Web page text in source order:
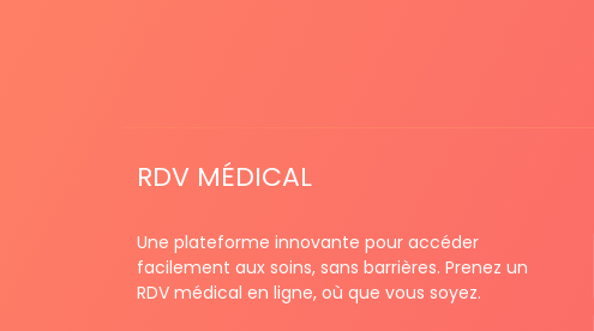
RDV MÉDICAL
Une plateforme innovante pour accéder
facilement aux soins, sans barrières. Prenez un
RDV médical en ligne, où que vous soyez.